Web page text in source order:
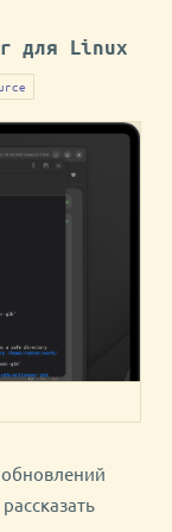
для Linux